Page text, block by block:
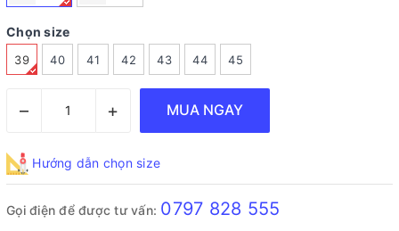
Chọn size
39 40 41 42 43 44 45
– + MUA NGAY
Hướng dẫn chọn size
Gọi điện để được tư vấn: 0797 828 555